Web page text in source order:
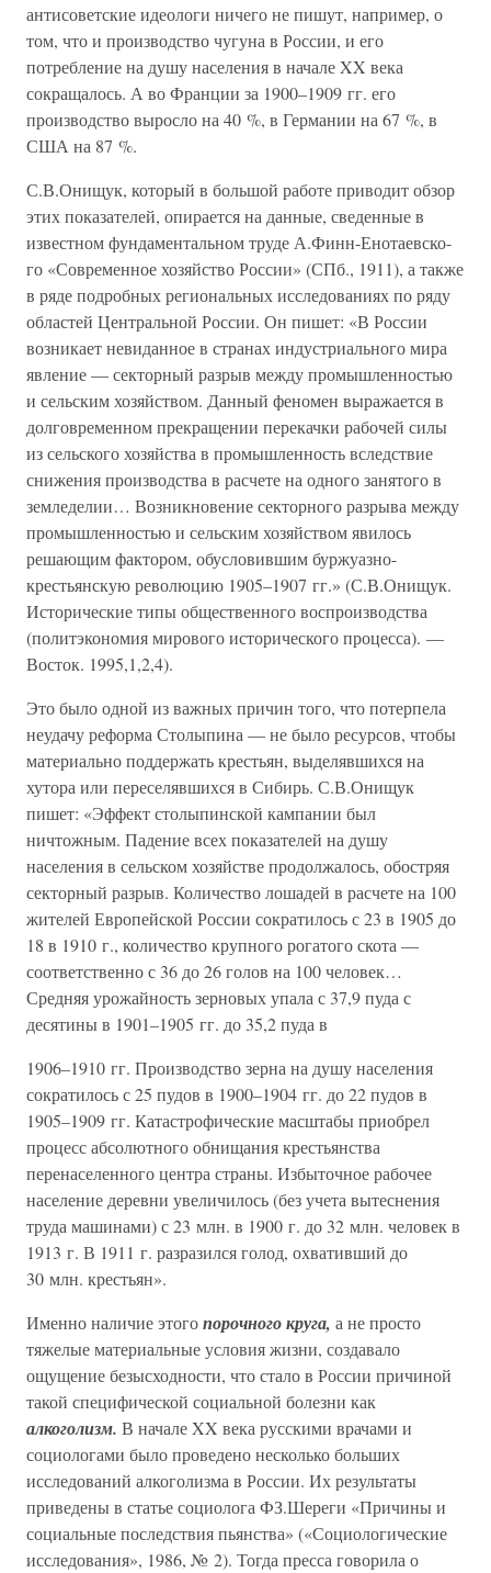
антисоветские идеологи ничего не пишут, например, о
том, что и производство чугуна в России, и его
потребление на душу населения в начале XX века
сокращалось. А во Франции за 1900–1909 гг. его
производство выросло на 40 %, в Германии на 67 %, в
США на 87 %.
С.В.Онищук, который в большой работе приводит обзор
этих показателей, опирается на данные, сведенные в
известном фундаментальном труде А.Финн-Енотаевско-
го «Современное хозяйство России» (СПб., 1911), а также
в ряде подробных региональных исследованиях по ряду
областей Центральной России. Он пишет: «В России
возникает невиданное в странах индустриального мира
явление — секторный разрыв между промышленностью
и сельским хозяйством. Данный феномен выражается в
долговременном прекращении перекачки рабочей силы
из сельского хозяйства в промышленность вследствие
снижения производства в расчете на одного занятого в
земледелии… Возникновение секторного разрыва между
промышленностью и сельским хозяйством явилось
решающим фактором, обусловившим буржуазно-
крестьянскую революцию 1905–1907 гг.» (С.В.Онищук.
Исторические типы общественного воспроизводства
(политэкономия мирового исторического процесса). —
Восток. 1995,1,2,4).
Это было одной из важных причин того, что потерпела
неудачу реформа Столыпина — не было ресурсов, чтобы
материально поддержать крестьян, выделявшихся на
хутора или переселявшихся в Сибирь. С.В.Онищук
пишет: «Эффект столыпинской кампании был
ничтожным. Падение всех показателей на душу
населения в сельском хозяйстве продолжалось, обостряя
секторный разрыв. Количество лошадей в расчете на 100
жителей Европейской России сократилось с 23 в 1905 до
18 в 1910 г., количество крупного рогатого скота —
соответственно с 36 до 26 голов на 100 человек…
Средняя урожайность зерновых упала с 37,9 пуда с
десятины в 1901–1905 гг. до 35,2 пуда в
1906–1910 гг. Производство зерна на душу населения
сократилось с 25 пудов в 1900–1904 гг. до 22 пудов в
1905–1909 гг. Катастрофические масштабы приобрел
процесс абсолютного обнищания крестьянства
перенаселенного центра страны. Избыточное рабочее
население деревни увеличилось (без учета вытеснения
труда машинами) с 23 млн. в 1900 г. до 32 млн. человек в
1913 г. В 1911 г. разразился голод, охвативший до
30 млн. крестьян».
Именно наличие этогопорочного круга, а не просто
тяжелые материальные условия жизни, создавало
ощущение безысходности, что стало в России причиной
такой специфической социальной болезни как
алкоголизм. В начале XX века русскими врачами и
социологами было проведено несколько больших
исследований алкоголизма в России. Их результаты
приведены в статье социолога ФЗ.Шереги «Причины и
социальные последствия пьянства» («Социологические
исследования», 1986, № 2). Тогда пресса говорила о